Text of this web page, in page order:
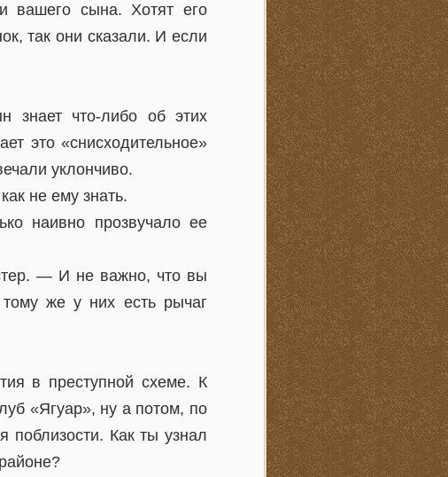
вашего сына. Хотят его
так они сказали. И если
знает что-либо об этих
это «снисходительное»
уклончиво.
не ему знать.
наивно прозвучало ее
— И не важно, что вы
же у них есть рычаг
в преступной схеме. К
«Ягуар», ну а потом, по
поблизости. Как ты узнал